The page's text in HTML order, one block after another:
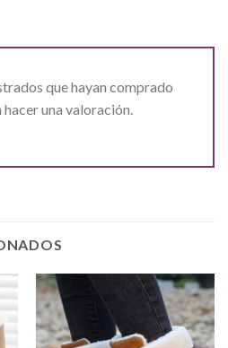
que hayan comprado
una valoración.